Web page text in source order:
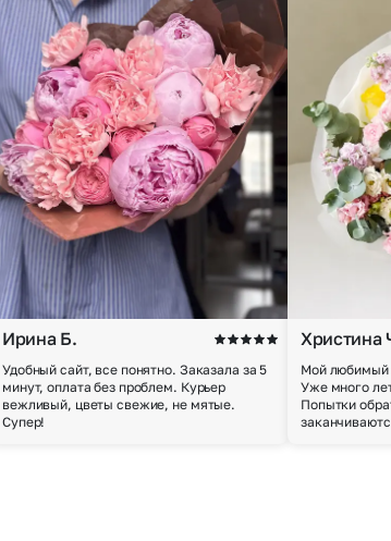
Ирина Б.
Удобный сайт, все понятно. Заказала за 5
минут, оплата без проблем. Курьер
вежливый, цветы свежие, не мятые.
Супер!
Христина
Мой любимый
Уже много
Попытки